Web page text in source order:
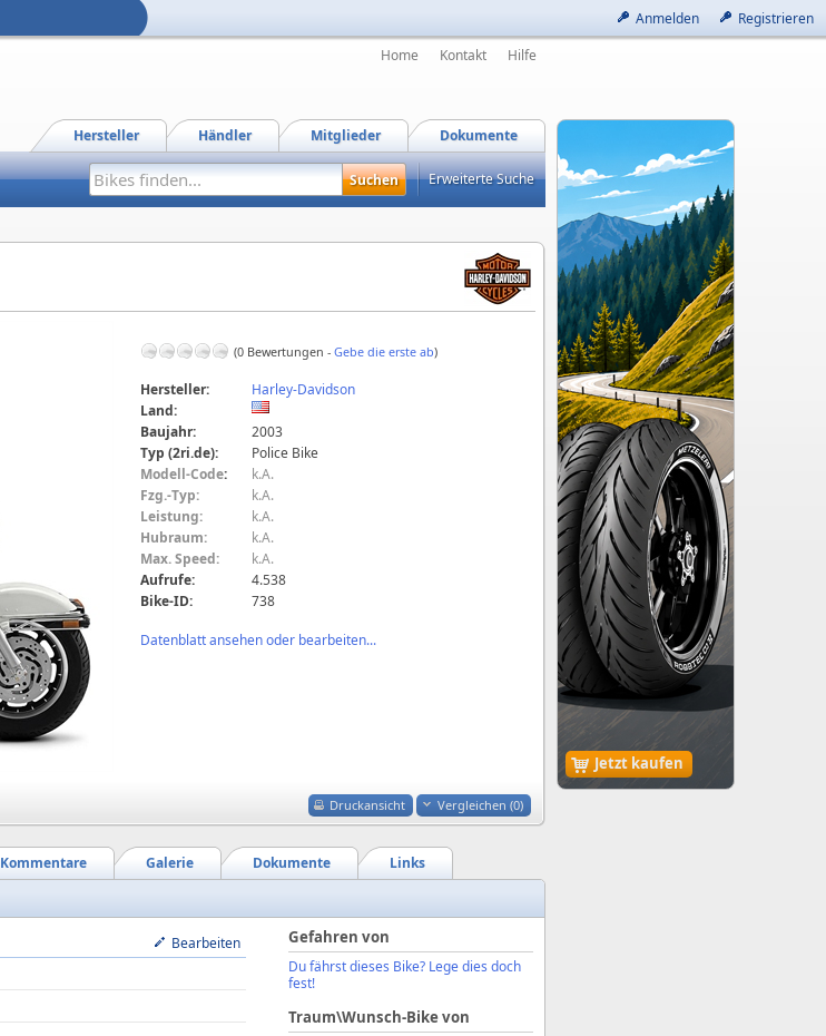
Anmelden Registrieren
Jetzt kaufen
Home Kontakt Hilfe
Dokumente
Mitglieder
Händler
Hersteller
Erweiterte Suche
(0 Bewertungen - Gebe die erste ab)
Hersteller:
Harley-Davidson
Land:
Baujahr:
2003
Typ (2ri.de):
Police Bike
Modell-Code:
k.A.
Fzg.-Typ:
k.A.
Leistung:
k.A.
Hubraum:
k.A.
Max. Speed:
k.A.
Aufrufe:
4.538
Bike-ID:
738
Datenblatt ansehen oder bearbeiten...
Druckansicht Vergleichen (0)
Links
Dokumente
Galerie
Kommentare
Bearbeiten Gefahren von
Du fährst dieses Bike? Lege dies doch
fest!
Traum\Wunsch-Bike von